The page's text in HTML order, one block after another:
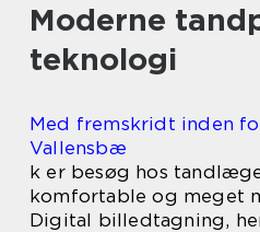
Moderne
teknologi
Med fremskridt inden
Vallensbæ
k er besøg hos
komfortable og meget
Digital billedtagning,